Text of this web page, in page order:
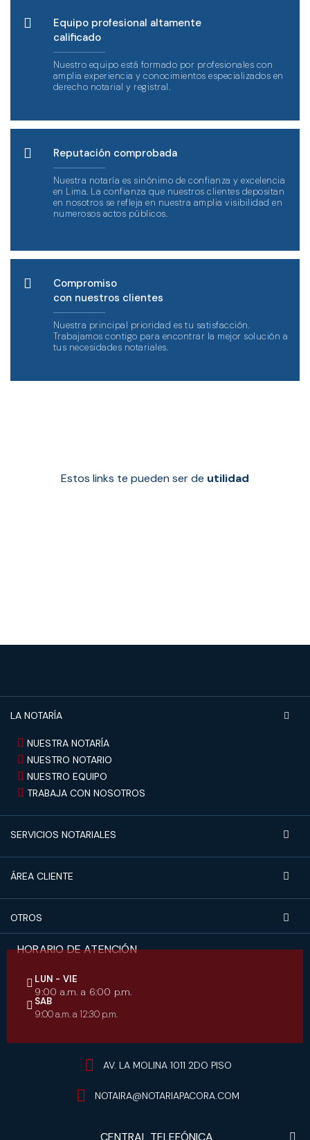
Equipo profesional altamente
calificado
Nuestro equipo está formado por profesionales con
amplia experiencia y conocimientos especializados en
derecho notarial y registral.
Reputación comprobada
Nuestra notaría es sinónimo de confianza y excelencia
en Lima. La confianza que nuestros clientes depositan
en nosotros se refleja en nuestra amplia visibilidad en
numerosos actos públicos.
Compromiso
con nuestros clientes
Nuestra principal prioridad es tu satisfacción.
Trabajamos contigo para encontrar la mejor solución a
tus necesidades notariales.
Estos links te pueden ser de utilidad
LA NOTARÍA
NUESTRA NOTARÍA
NUESTRO NOTARIO
NUESTRO EQUIPO
TRABAJA CON NOSOTROS
SERVICIOS NOTARIALES
ÁREA CLIENTE
OTROS
HORARIO DE ATENCIÓN
LUN - VIE
9:00 a.m. a 6:00 p.m.
SAB
9:00 a.m. a 12:30 p.m.
AV. LA MOLINA 1011 2DO PISO
NOTAIRA@NOTARIAPACORA.COM
CENTRAL TELEFÓNICA